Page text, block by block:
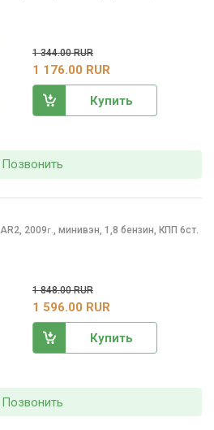
1 344.00 RUR
1 176.00 RUR
Купить
Позвонить
AR2, 2009г. минивэн, 1,8 бензин, КПП 6ст.
1 848.00 RUR
1 596.00 RUR
Купить
Позвонить